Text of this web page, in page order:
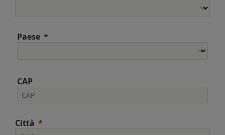
Paese
CAP
Città